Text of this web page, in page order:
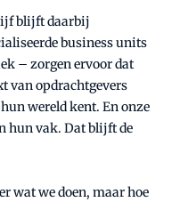
blijft daarbij
business units
– zorgen ervoor dat
van opdrachtgevers
wereld kent. En onze
hun vak. Dat blijft de
wat we doen, maar hoe